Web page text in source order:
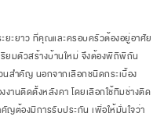
ะยาว ที่คุณและครอบครัวต้องอยู่อาศัย
ยมตัวสร้างบ้านใหม่ จึงต้องพิถีพิถัน
สำคัญ นอกจากเลือกชนิดกระเบื้อง
งานติดตั้งหลังคา โดยเลือกใช้ทีมช่างติด
ต้องมีการรับประกัน เพื่อให้มั่นใจว่า